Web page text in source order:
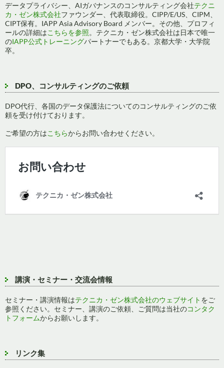
データプライバシー、AIガバナンスのコンサルティング会社テクニ
カ・ゼン株式会社ファウンダー、代表取締役。CIPP/E/US、CIPM、
CIPT保有。IAPP Asia Advisory Board メンバー。その他、プロフィ
ールの詳細はこちらを参照。テクニカ・ゼン株式会社は日本で唯一
のIAPP公式トレーニングパートナーでもある。京都大学・大学院
卒。
DPO、コンサルティングのご依頼
DPO代行、各国のデータ保護法についてのコンサルティングのご依
頼を受け付けております。
ご希望の方はこちらからお問い合わせください。
講演・セミナー・交流会情報
セミナー・講演情報はテクニカ・ゼン株式会社のウェブサイト をご
参照ください。セミナー、講演のご依頼、ご質問は当社のコンタク
トフォームからお願いします。
リンク集